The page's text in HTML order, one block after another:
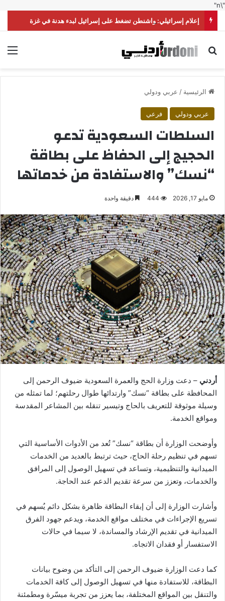
"\n"
إعلام إسرائيلي: واشنطن تضغط على إسرائيل لبدء هدنة في غزة
بحث عن
الرئيسية / عربي ودولي
عربي ودولي فرعي
السلطات السعودية تدعو
الحجيج إلى الحفاظ على بطاقة
“نسك” والاستفادة من خدماتها
مايو 17, 2026 444 دقيقة واحدة
أردني – دعت وزارة الحج والعمرة السعودية ضيوف الرحمن إلى
المحافظة على بطاقة “نسك” وارتدائها طوال رحلتهم؛ لما تمثله من
وسيلة موثوقة للتعريف بالحاج وتيسير تنقله بين المشاعر المقدسة
ومواقع الخدمة.
وأوضحت الوزارة أن بطاقة “نسك” تُعد من الأدوات الأساسية التي
تسهم في تنظيم رحلة الحاج، حيث ترتبط بالعديد من الخدمات
الميدانية والتنظيمية، وتساعد في تسهيل الوصول إلى المرافق
والخدمات، وتعزز من سرعة تقديم الدعم عند الحاجة.
وأشارت الوزارة إلى أن إبقاء البطاقة ظاهرة بشكل دائم يُسهم في
تسريع الإجراءات في مختلف مواقع الخدمة، ويدعم جهود الفرق
الميدانية في تقديم الإرشاد والمساندة، لا سيما في حالات
الاستفسار أو فقدان الاتجاه.
كما دعت الوزارة ضيوف الرحمن إلى التأكد من وضوح بيانات
البطاقة، للاستفادة منها في تسهيل الوصول إلى كافة الخدمات
والتنقل بين المواقع المختلفة، بما يعزز من تجربة ميسّرة ومطمئنة